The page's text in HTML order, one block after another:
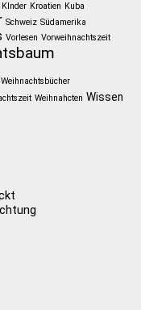
KInder Kroatien Kuba
Schweiz Südamerika
Vorlesen Vorweihnachtszeit
Weihnachtsbücher
Weihnahcten Wissen